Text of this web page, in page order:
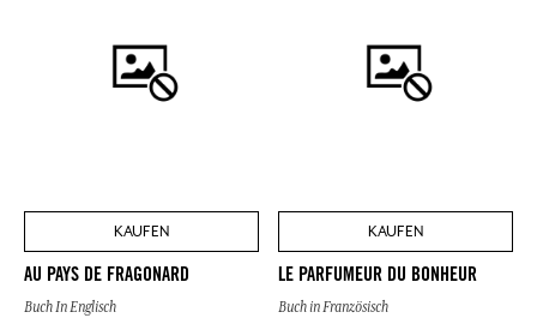
KAUFEN
AU PAYS DE FRAGONARD
Buch In Englisch
KAUFEN
LE PARFUMEUR DU BONHEUR
Buch in Französisch